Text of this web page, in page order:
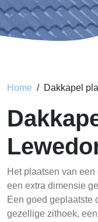
Home Dakkapel
Het plaatsen van
een extra dimensie
Een goed geplaatste
gezellige zithoek,